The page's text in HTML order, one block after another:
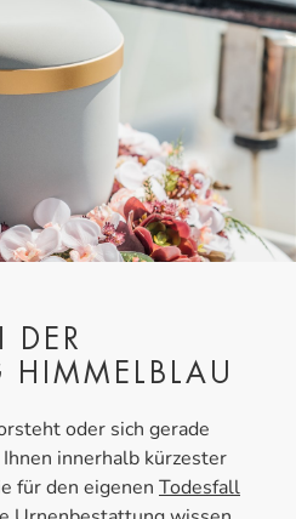
DER
HIMMELBLAU
oder sich gerade
innerhalb kürzester
für den eigenen Todesfall